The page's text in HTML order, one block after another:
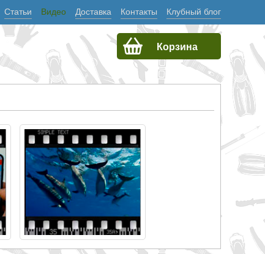
Статьи Видео Доставка Контакты Клубный блог
Корзина